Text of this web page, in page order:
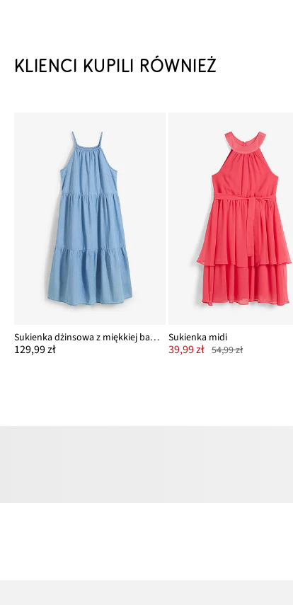
KLIENCI KUPILI RÓWNIEŻ
Sukienka dżinsowa z miękkiej bawełny
129,99 zł
Sukienka midi
39,99 zł 54,99 zł